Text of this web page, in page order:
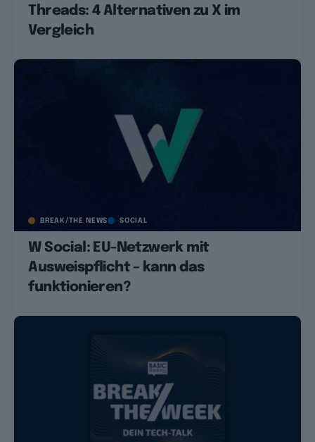
Threads: 4 Alternativen zu X im
Vergleich
BREAK/THE NEWS SOCIAL
W Social: EU-Netzwerk mit
Ausweispflicht – kann das
funktionieren?